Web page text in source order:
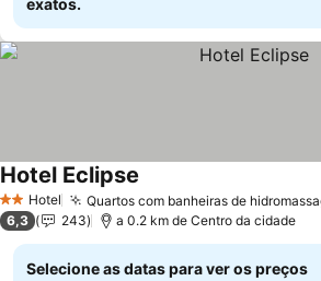
exatos.
2 Estrelas
Hotel Quartos com banheiras de
Hotel Eclipse
6,3 243 a 0.2 km de Centro da cidade
Selecione as datas para ver os preços